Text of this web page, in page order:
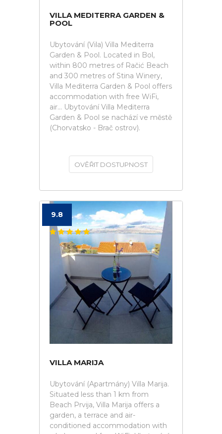
VILLA MEDITERRA GARDEN &
POOL
Ubytování (Vila) Villa Mediterra
Garden & Pool. Located in Bol,
within 800 metres of Račić Beach
and 300 metres of Stina Winery,
Villa Mediterra Garden & Pool offers
accommodation with free WiFi,
air... Ubytování Villa Mediterra
Garden & Pool se nachází ve městě
(Chorvatsko - Brač ostrov).
OVĚŘIT DOSTUPNOST
9.8
VILLA MARIJA
Ubytování (Apartmány) Villa Marija.
Situated less than 1 km from
Beach Prvija, Villa Marija offers a
garden, a terrace and air-
conditioned accommodation with